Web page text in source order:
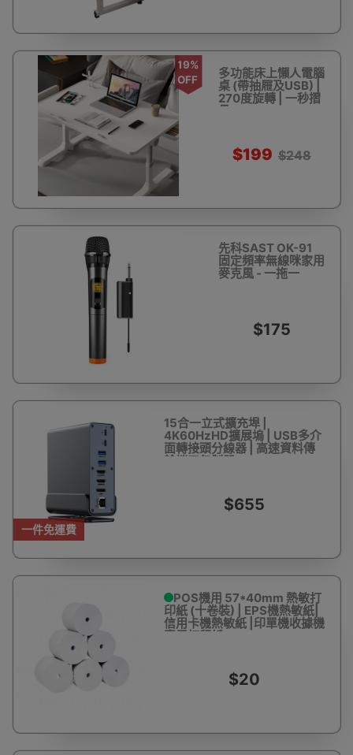
19%
OFF
多功能床上懶人電腦
桌 (帶抽屜及USB) |
270度旋轉 | 一秒摺
疊
$199 $248
先科SAST OK-91
固定頻率無線咪家用
麥克風 - 一拖一
$175
一件免運費
15合一立式擴充埠 |
4K60HzHD擴展塢 | USB多介
面轉接頭分線器 | 高速資料傳
輸端口复制器
$655
POS機用 57*40mm 熱敏打
印紙 (十卷裝) | EPS機熱敏紙|
信用卡機熱敏紙 |印單機收據機
專用打印紙
$20